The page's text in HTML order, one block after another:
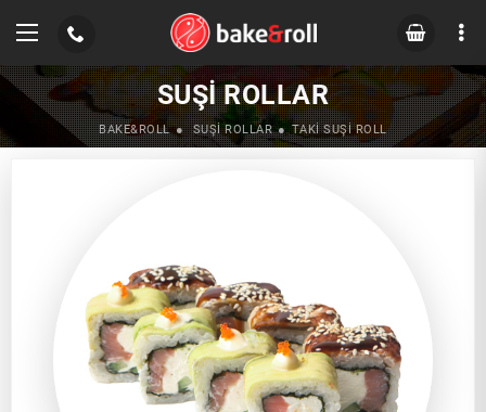
SUŞI ROLLAR
BAKE&ROLL SUŞI ROLLAR TAKI SUŞI ROLL